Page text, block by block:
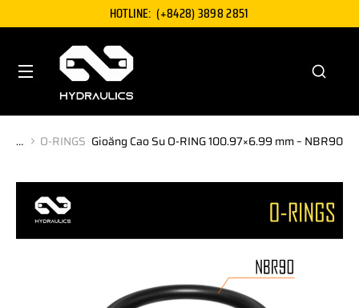
HOTLINE: (+8428) 3898 2851
You are here:
O-RINGS Gioăng Cao Su O-RING 100.97×6.99 mm – NBR90